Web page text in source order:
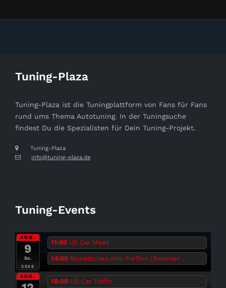
Tuning-Plaza
Tuning-Plaza ist die Tuningplattform von Fans für Fans
rund ums Thema Autotuning. In der Tuningsuche
findest Du die Spezialisten für Dein Tuning-Projekt.
Tuning-Plaza
info@tuning-plaza.de
Tuning-Events
AUG.
9
So.
2026
11:00 US Car Meet
14:00 Monatliches Ami-Treffen (Sommer ...
AUG.
18:00 US Car Träffe